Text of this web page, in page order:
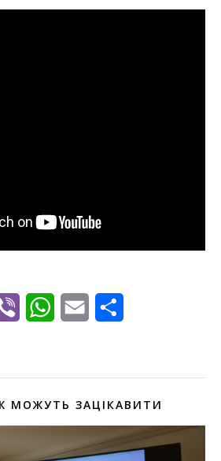
Viber WhatsApp
Email
МОЖУТЬ ЗАЦІКАВИТИ